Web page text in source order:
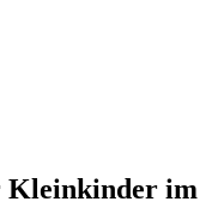
Kleinkinder im